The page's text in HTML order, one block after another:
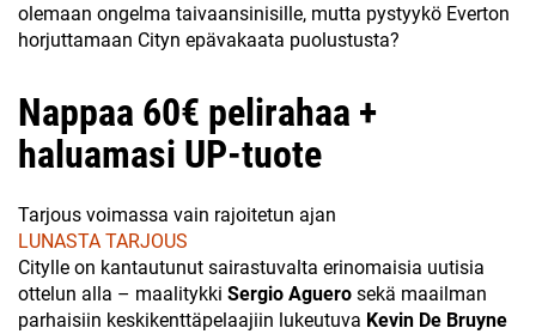
olemaan ongelma taivaansinisille, mutta pystyykö Everton
horjuttamaan Cityn epävakaata puolustusta?
Nappaa 60€ pelirahaa +
haluamasi UP-tuote
Tarjous voimassa vain rajoitetun ajan
LUNASTA TARJOUS
Citylle on kantautunut sairastuvalta erinomaisia uutisia
ottelun alla – maalitykki Sergio Aguero sekä maailman
parhaisiin keskikenttäpelaajiin lukeutuva Kevin De Bruyne